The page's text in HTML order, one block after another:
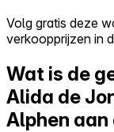
Log in
Probeer Walter gratis
Volg gratis deze
verkoopprijzen in
Wat is de
Alida de
Alphen aan